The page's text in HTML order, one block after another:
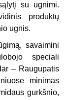
su ugnimi.
produktų
ugnis.
savaimini
speciali
– Raugupatis
minimas
gurkšnio,